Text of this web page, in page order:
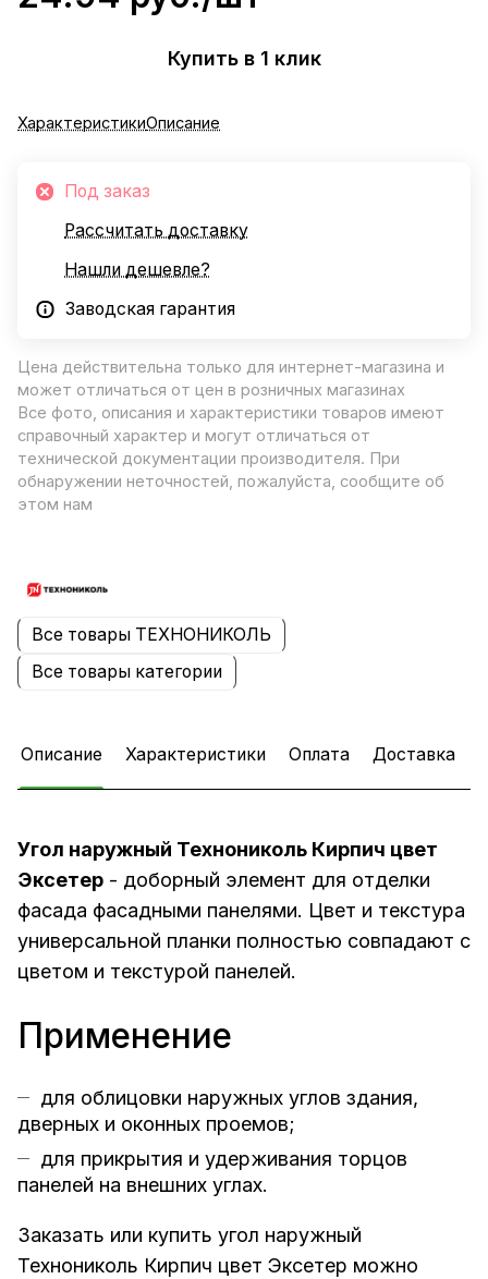
Купить в 1 клик
ХарактеристикиОписание
Под заказ
Рассчитать доставку
Нашли дешевле?
Заводская гарантия
Цена действительна только для интернет-магазина и
может отличаться от цен в розничных магазинах
Все фото, описания и характеристики товаров имеют
справочный характер и могут отличаться от
технической документации производителя. При
обнаружении неточностей, пожалуйста, сообщите об
этом нам
Все товары ТЕХНОНИКОЛЬ
Все товары категории
Описание Характеристики Оплата Доставка
Угол наружный Технониколь Кирпич цвет
Эксетер - доборный элемент для отделки
фасада фасадными панелями. Цвет и текстура
универсальной планки полностью совпадают с
цветом и текстурой панелей.
Применение
для облицовки наружных углов здания,
дверных и оконных проемов;
для прикрытия и удерживания торцов
панелей на внешних углах.
Заказать или купить угол наружный
Технониколь Кирпич цвет Эксетер можно